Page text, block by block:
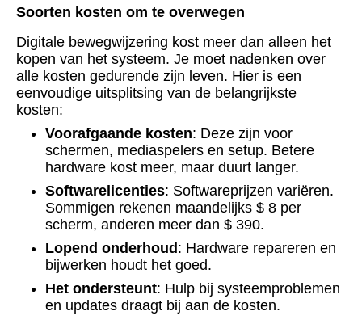
Soorten kosten om te overwegen
Digitale bewegwijzering kost meer dan alleen het
kopen van het systeem. Je moet nadenken over
alle kosten gedurende zijn leven. Hier is een
eenvoudige uitsplitsing van de belangrijkste
kosten:
Voorafgaande kosten: Deze zijn voor
schermen, mediaspelers en setup. Betere
hardware kost meer, maar duurt langer.
Softwarelicenties: Softwareprijzen variëren.
Sommigen rekenen maandelijks $ 8 per
scherm, anderen meer dan $ 390.
Lopend onderhoud : Hardware repareren en
bijwerken houdt het goed.
Het ondersteunt: Hulp bij systeemproblemen
en updates draagt ​​bij aan de kosten.